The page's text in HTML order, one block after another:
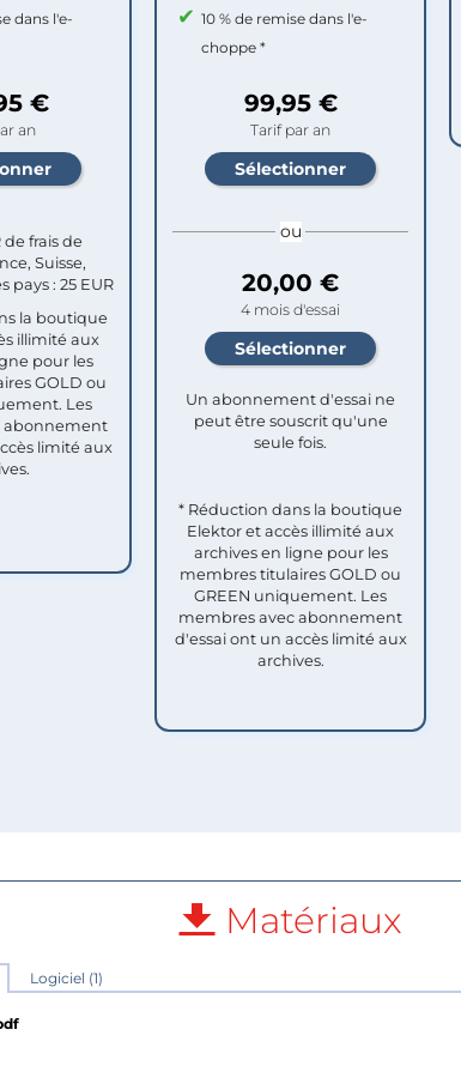
dans l'e-
€
an
de frais de
Suisse,
pays : 25 EUR
la boutique
illimité aux
pour les
GOLD ou
Les
abonnement
limité aux
10 % de remise dans l'e-
choppe *
99,95 €
Tarif par an
ou
20,00 €
4 mois d'essai
Un abonnement d'essai ne
peut être souscrit qu'une
seule fois.​
* Réduction dans la boutique
Elektor et accès illimité aux
archives en ligne pour les
membres titulaires GOLD ou
GREEN uniquement. Les
membres avec abonnement
d'essai ont un accès limité aux
archives.
Matériaux
Logiciel (1)